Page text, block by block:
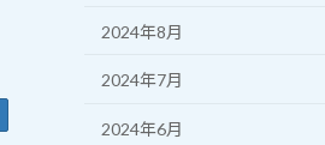
2024年8月
2024年7月
2024年6月